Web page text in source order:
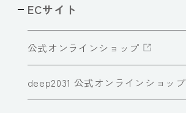
ECサイト
公式オンラインショップ
deep2031 公式オンラインショップ